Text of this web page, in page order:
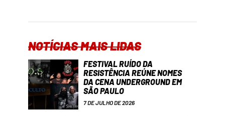
NOTÍCIAS MAIS LIDAS
FESTIVAL RUÍDO DA
RESISTÊNCIA REÚNE NOMES
DA CENA UNDERGROUND EM
SÃO PAULO
7 DE JULHO DE 2026